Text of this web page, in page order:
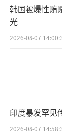
韩国被爆性贿
光
2026-08-07
印度暴发罕见
2026-08-07